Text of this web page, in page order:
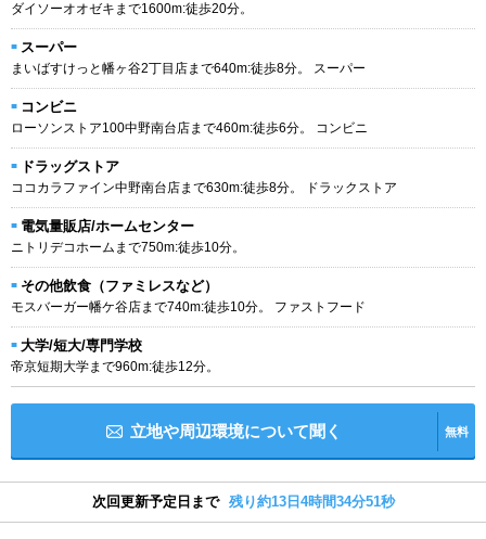
ダイソーオオゼキまで1600m:徒歩20分。
スーパー
まいばすけっと幡ヶ谷2丁目店まで640m:徒歩8分。 スーパー
コンビニ
ローソンストア100中野南台店まで460m:徒歩6分。 コンビニ
ドラッグストア
ココカラファイン中野南台店まで630m:徒歩8分。 ドラックストア
電気量販店/ホームセンター
ニトリデコホームまで750m:徒歩10分。
その他飲食（ファミレスなど）
モスバーガー幡ケ谷店まで740m:徒歩10分。 ファストフード
大学/短大/専門学校
帝京短期大学まで960m:徒歩12分。
立地や周辺環境について聞く 無料
次回更新予定日まで 残り約13日4時間34分51秒